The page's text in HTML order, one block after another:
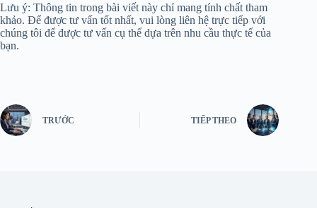
Lưu ý: Thông tin trong bài viết này chỉ mang tính chất tham
khảo. Để được tư vấn tốt nhất, vui lòng liên hệ trực tiếp với
chúng tôi để được tư vấn cụ thể dựa trên nhu cầu thực tế của
bạn.
TRƯỚC TIẾP THEO